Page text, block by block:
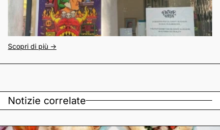
Scopri di più ->
Notizie correlate